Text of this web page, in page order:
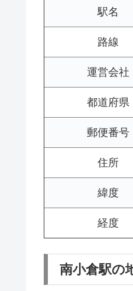
駅名
路線
運営会社
都道府県
郵便番号
住所
緯度
経度
南小倉駅の